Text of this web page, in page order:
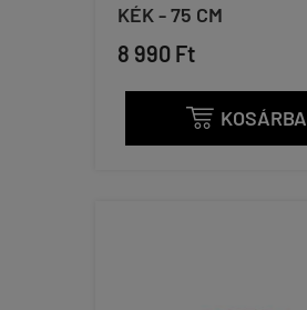
KÉK - 75 CM
8 990 Ft
 KOSÁRBA